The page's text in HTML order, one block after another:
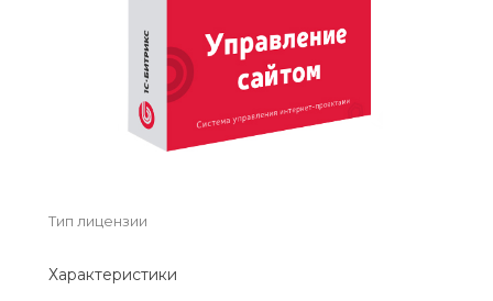
Тип лицензии
Характеристики